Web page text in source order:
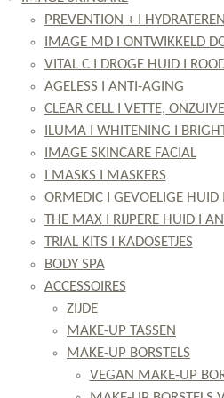
PREVENTION + I
IMAGE MD I ONTWIKKELD
VITAL C I DROGE HUID I
AGELESS I ANTI-AGING
CLEAR CELL I VETTE,
ILUMA I WHITENING I
IMAGE SKINCARE FACIAL
I MASKS I MASKERS
ORMEDIC I GEVOELIGE HUID
THE MAX I RIJPERE HUID I
TRIAL KITS I KADOSETJES
BODY SPA
ACCESSOIRES
ZIJDE
MAKE-UP TASSEN
MAKE-UP BORSTELS
VEGAN MAKE-UP